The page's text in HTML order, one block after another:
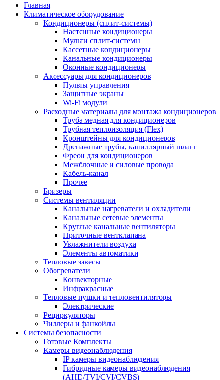
Главная
Климатическое оборудование
Кондиционеры (сплит-системы)
Настенные кондиционеры
Мульти сплит-системы
Кассетные кондиционеры
Канальные кондиционеры
Оконные кондиционеры
Аксессуары для кондиционеров
Пульты управления
Защитные экраны
Wi-Fi модули
Расходные материалы для монтажа кондиционеров
Труба медная для кондиционеров
Трубная теплоизоляция (Flex)
Кронштейны для кондиционеров
Дренажные трубы, капиллярный шланг
Фреон для кондиционеров
Межблочные и силовые провода
Кабель-канал
Прочее
Бризеры
Системы вентиляции
Канальные нагреватели и охладители
Канальные сетевые элементы
Круглые канальные вентиляторы
Приточные вентклапана
Увлажнители воздуха
Элементы автоматики
Тепловые завесы
Обогреватели
Конвекторные
Инфракрасные
Тепловые пушки и тепловентиляторы
Электрические
Рециркуляторы
Чиллеры и фанкойлы
Системы безопасности
Готовые Комплекты
Камеры видеонаблюдения
IP камеры видеонаблюдения
Гибридные камеры видеонаблюдения
(AHD/TVI/CVI/CVBS)